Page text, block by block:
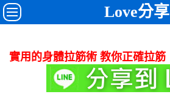
Love分享
實用的身體拉筋術 教你正確拉筋